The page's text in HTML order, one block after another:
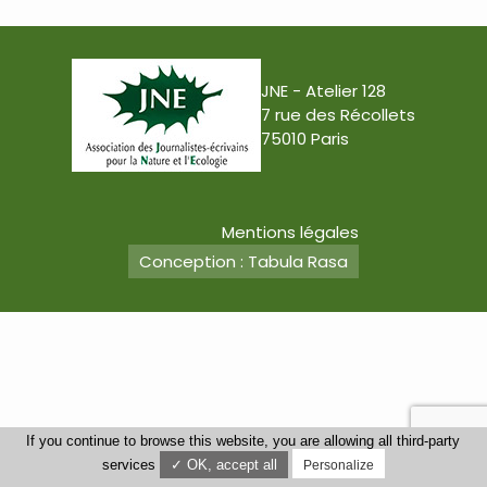
JNE - Atelier 128
7 rue des Récollets
75010 Paris
Mentions légales
Conception : Tabula Rasa
If you continue to browse this website, you are allowing all third-party
services
✓ OK, accept all Personalize